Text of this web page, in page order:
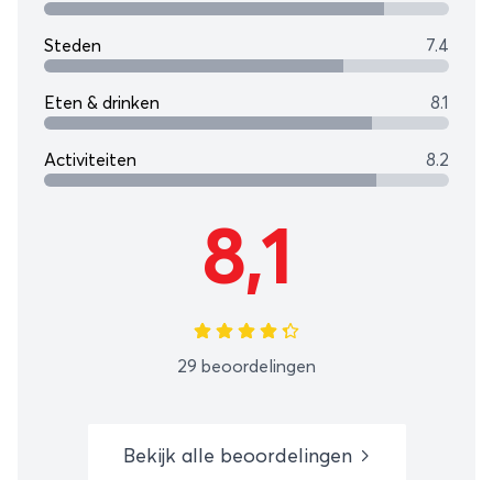
Steden 7.4
Eten & drinken 8.1
Activiteiten 8.2
8,1
29 beoordelingen
Bekijk alle beoordelingen